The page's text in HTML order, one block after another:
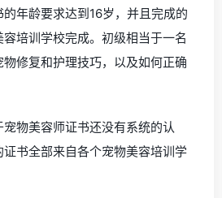
年龄要求达到16岁，并且完成的
培训学校完成。初级相当于一名
修复和护理技巧，以及如何正确
物美容师证书还没有系统的认
书全部来自各个宠物美容培训学